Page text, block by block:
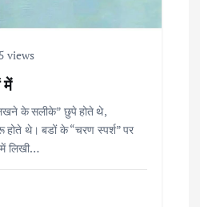
views
में
के सलीके” छुपे होते थे,
थे। बडों के “चरण स्पर्श” पर
लिखी…